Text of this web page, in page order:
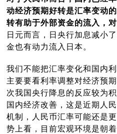
动经济预期好转是汇率变动
转有助于外部资金的流入，
日元而言，日央行加息减小
金也有动力流入日本。
我们不能把汇率变化和国内
主要要看利率调整对经济预
次我国央行降息的反应较为
国内经济改善，这是近期人
机制，人民币汇率可能还是
势上看，目前宏观环境是朝